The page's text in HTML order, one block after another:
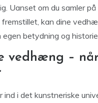
Uanset om du samler
kan dine
betydning og historie.
vedhæng –
i det kunstneriske